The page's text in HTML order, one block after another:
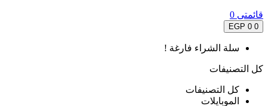
قائمتى 0
0
0 EGP
سلة الشراء فارغة !
كل التصنيفات
كل التصنيفات
الموبايلات